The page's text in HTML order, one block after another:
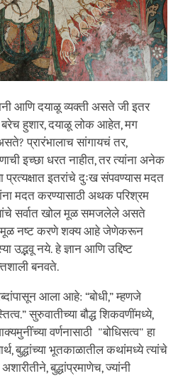
आणि दयाळू व्यक्ती असते जी इतर
बरेच हुशार, दयाळू लोक आहेत, मग
प्रारंभालाच सांगायचं तर,
इच्छा धरत नाहीत, तर त्यांना अनेक
इतरांचे दुःख संपवण्यास मदत
मदत करण्यासाठी अथक परिश्रम
सर्वात खोल मूळ समजलेले असते
मूळ नष्ट करणे शक्य आहे जेणेकरून
उद्भवू नये. हे ज्ञान आणि उद्दिष्ट
बनवते.
आला आहे: “बोधी,” म्हणजे
सुरुवातीच्या बौद्ध शिकवणींमध्ये,
वर्णनासाठी "बोधिसत्व" हा
बुद्धांच्या भूतकाळातील कथांमध्ये त्यांचे
बुद्धांप्रमाणेच, ज्यांनी